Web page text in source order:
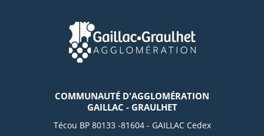
COMMUNAUTÉ D'AGGLOMÉRATION
GAILLAC - GRAULHET
Técou BP 80133 -81604 - GAILLAC Cedex